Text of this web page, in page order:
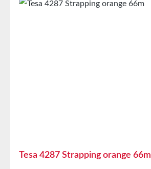
Tesa 4287 Strapping orange 66m